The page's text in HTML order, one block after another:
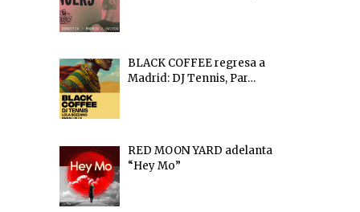
BLACK COFFEE regresa a
Madrid: DJ Tennis, Par…
RED MOON YARD adelanta
“Hey Mo”